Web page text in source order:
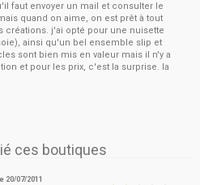
faut envoyer un mail et consulter le
quand on aime, on est prêt à tout
j'ai opté pour une nuisette
ainsi qu'un bel ensemble slip et
sont bien mis en valeur mais il n'y a
et pour les prix, c'est la surprise. la
ces boutiques
le 20/07/2011